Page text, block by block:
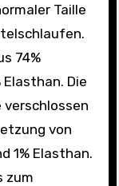
Taille
74%
Elasthan. Die
verschlossen
von
1% Elasthan.
zum